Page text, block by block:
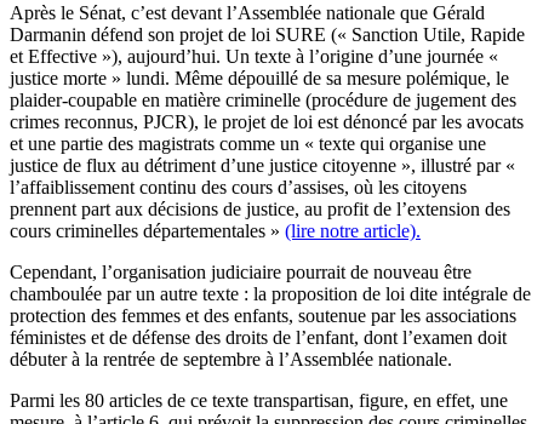
Après le Sénat, c’est devant l’Assemblée nationale que Gérald
Darmanin défend son projet de loi SURE (« Sanction Utile, Rapide
et Effective »), aujourd’hui. Un texte à l’origine d’une journée «
justice morte » lundi. Même dépouillé de sa mesure polémique, le
plaider-coupable en matière criminelle (procédure de jugement des
crimes reconnus, PJCR), le projet de loi est dénoncé par les avocats
et une partie des magistrats comme un « texte qui organise une
justice de flux au détriment d’une justice citoyenne », illustré par «
l’affaiblissement continu des cours d’assises, où les citoyens
prennent part aux décisions de justice, au profit de l’extension des
cours criminelles départementales » (lire notre article).
Cependant, l’organisation judiciaire pourrait de nouveau être
chamboulée par un autre texte : la proposition de loi dite intégrale de
protection des femmes et des enfants, soutenue par les associations
féministes et de défense des droits de l’enfant, dont l’examen doit
débuter à la rentrée de septembre à l’Assemblée nationale.
Parmi les 80 articles de ce texte transpartisan, figure, en effet, une